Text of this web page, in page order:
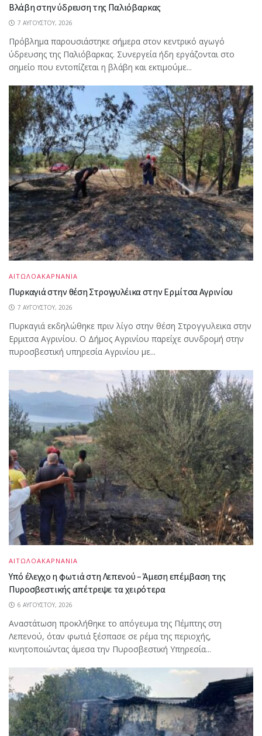
Βλάβη στην ύδρευση της Παλιόβαρκας
7 ΑΥΓΟΎΣΤΟΥ, 2026
Πρόβλημα παρουσιάστηκε σήμερα στον κεντρικό αγωγό
ύδρευσης της Παλιόβαρκας. Συνεργεία ήδη εργάζονται στο
σημείο που εντοπίζεται η βλάβη και εκτιμούμε...
ΑΙΤΩΛΟΑΚΑΡΝΑΝΙΑ
Πυρκαγιά στην θέση Στρογγυλέικα στην Ερμίτσα Αγρινίου
7 ΑΥΓΟΎΣΤΟΥ, 2026
Πυρκαγιά εκδηλώθηκε πριν λίγο στην θέση Στρογγυλεικα στην
Ερμιτσα Αγρινίου. Ο Δήμος Αγρινίου παρείχε συνδρομή στην
πυροσβεστική υπηρεσία Αγρινίου με...
ΑΙΤΩΛΟΑΚΑΡΝΑΝΙΑ
Υπό έλεγχο η φωτιά στη Λεπενού – Άμεση επέμβαση της
Πυροσβεστικής απέτρεψε τα χειρότερα
6 ΑΥΓΟΎΣΤΟΥ, 2026
Αναστάτωση προκλήθηκε το απόγευμα της Πέμπτης στη
Λεπενού, όταν φωτιά ξέσπασε σε ρέμα της περιοχής,
κινητοποιώντας άμεσα την Πυροσβεστική Υπηρεσία...